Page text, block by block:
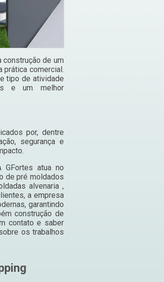
de um
prática comercial.
tipo de atividade
e um melhor
por, dentre
segurança e
GFortes atua no
de pré moldados
alvenaria ,
a empresa
garantindo
construção de
contato e saber
os trabalhos